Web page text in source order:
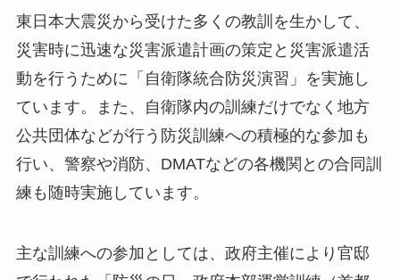
東日本大震災から受けた多くの教訓を生かして、
災害時に迅速な災害派遣計画の策定と災害派遣活
動を行うために「自衛隊統合防災演習」を実施し
ています。また、自衛隊内の訓練だけでなく地方
公共団体などが行う防災訓練への積極的な参加も
行い、警察や消防、DMATなどの各機関との合同訓
練も随時実施しています。
主な訓練への参加としては、政府主催により官邸